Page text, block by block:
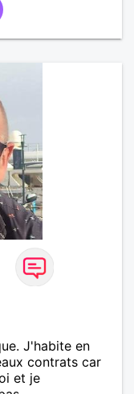
J'habite en
contrats car
et je